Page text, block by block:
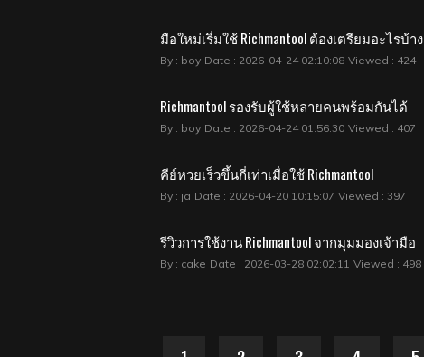
มือใหม่เริ่มใช้ Richmantool ต้องเตรียมอะไรบ้าง
By : boy Date : 2026-04-24 02:10:08 Viewed : 424
Richmantool รองรับผู้ใช้หลายคนพร้อมกันได้
By : boy Date : 2026-04-24 01:56:30 Viewed : 407
คีย์หวยเร็วขึ้นกี่เท่าเมื่อใช้ Richmantool
By : ja Date : 2026-04-20 10:15:07 Viewed : 397
รีวิวการใช้งาน Richmantool จากมุมมองเจ้ามือ
By : cake Date : 2026-03-28 02:02:11 Viewed : 498